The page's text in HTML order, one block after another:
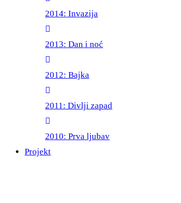
2014: Invazija
2013: Dan i noć
2012: Bajka
2011: Divlji zapad
2010: Prva ljubav
Projekt